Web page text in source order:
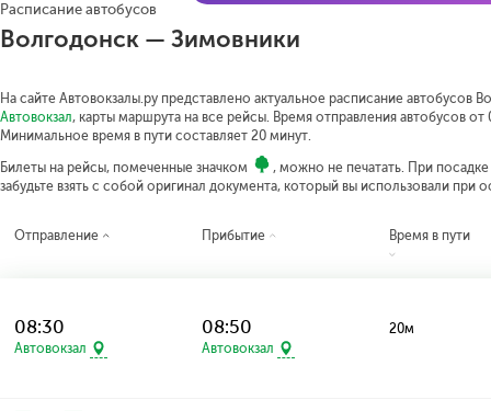
Расписание автобусов
Волгодонск — Зимовники
На сайте Автовокзалы.ру представлено актуальное расписание автобусов
Автовокзал, карты маршрута на все рейсы. Время отправления автобусов от
Минимальное время в пути составляет 20 минут.
Билеты на рейсы, помеченные значком
, можно не печатать. При
забудьте взять с собой оригинал документа, который вы использовали при
Отправление Прибытие Время в пути
08:30
Автовокзал
08:50
Автовокзал
20м